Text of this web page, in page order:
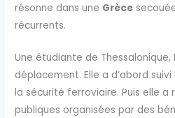
résonne dans une Grèce
récurrents.
Une étudiante de Thessalonique,
déplacement. Elle a d’abord
la sécurité ferroviaire. Puis elle a
publiques organisées par des